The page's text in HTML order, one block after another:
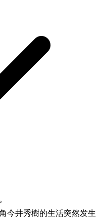
井秀樹的生活突然发生